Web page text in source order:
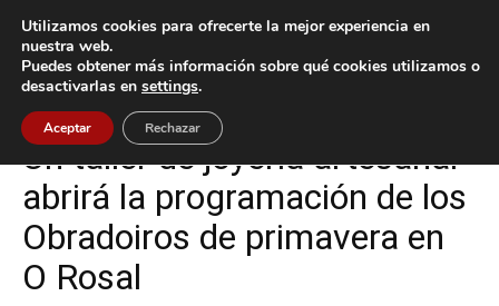
Inicio Cultura / Ocio
Cultura / Ocio O Rosal
Un taller de joyería artesanal
abrirá la programación de los
Obradoiros de primavera en
O Rosal
Utilizamos cookies para ofrecerte la mejor experiencia en
nuestra web.
Puedes obtener más información sobre qué cookies utilizamos o
desactivarlas en settings.
Aceptar Rechazar